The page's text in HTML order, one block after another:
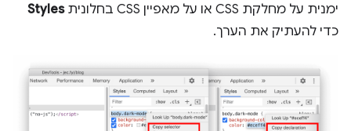
ימנית על מחלקת CSS או על מאפיין CSS בחלונית
Styles
כדי להעתיק את הערך.